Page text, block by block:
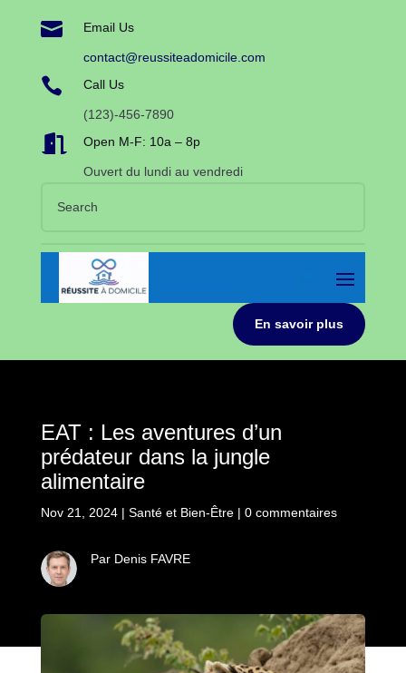
 Email Us
contact@reussiteadomicile.com
 Call Us
(123)-456-7890
 Open M-F: 10a – 8p
Ouvert du lundi au vendredi
En savoir plus
EAT : Les aventures d’un
prédateur dans la jungle
alimentaire
Nov 21, 2024| Santé et Bien-Être| 0 commentaires
Par Denis FAVRE